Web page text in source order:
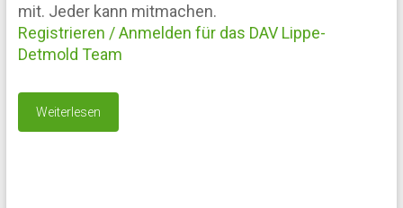
mit. Jeder kann mitmachen.
Registrieren / Anmelden für das DAV Lippe-
Detmold Team
Weiterlesen